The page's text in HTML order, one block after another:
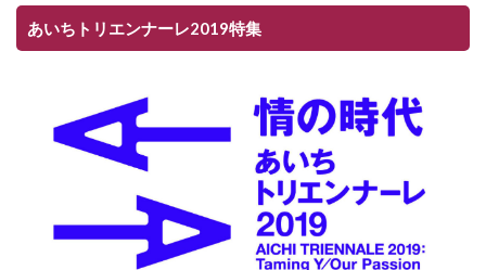
あいちトリエンナーレ2019特集